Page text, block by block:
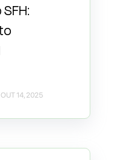
OUT 14, 2025